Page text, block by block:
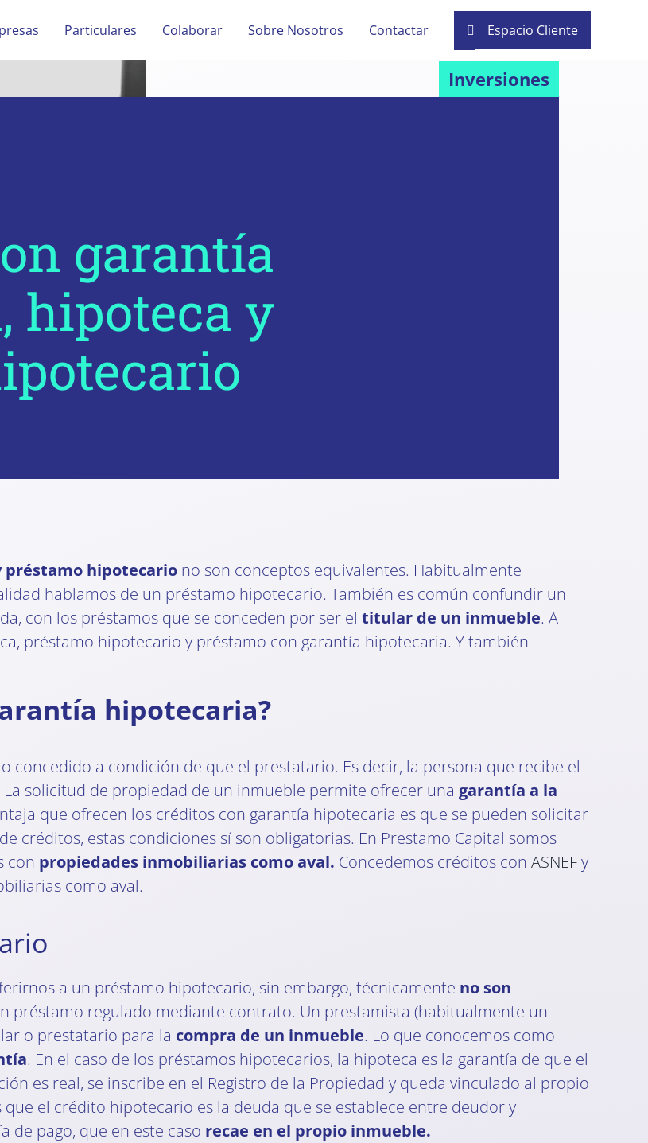
Particulares Colaborar Sobre Nosotros Contactar Espacio Cliente
Inversiones
garantía
hipoteca y
préstamo hipotecariono son conceptos equivalentes. Habitualmente
hablamos de un préstamo hipotecario. También es común confundir un
con los préstamos que se conceden por ser el titular de un inmueble. A
préstamo hipotecario y préstamo con garantía hipotecaria. Y también
hipotecaria?
a condición de que el prestatario. Es decir, la persona que recibe el
La solicitud de propiedad de un inmueble permite ofrecer una garantía a la
que ofrecen los créditos con garantía hipotecaria es que se pueden solicitar
créditos, estas condiciones sí son obligatorias. En Prestamo Capital somos
con propiedades inmobiliarias como aval. Concedemos créditos con ASNEFy
como aval.
a un préstamo hipotecario, sin embargo, técnicamente no son
préstamo regulado mediante contrato. Un prestamista (habitualmente un
o prestatario para la compra de un inmueble. Lo que conocemos como
. En el caso de los préstamos hipotecarios, la hipoteca es la garantía de que el
es real, se inscribe en el Registro de la Propiedad y queda vinculado al propio
el crédito hipotecario es la deuda que se establece entre deudor y
de pago, que en este caso recae en el propio inmueble.